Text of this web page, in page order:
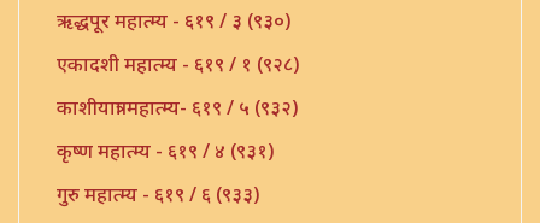
ऋद्धपूर महात्म्य - ६१९ / ३ (९३०)
एकादशी महात्म्य - ६१९ / १ (९२८)
काशीयात्रा महात्म्य- ६१९ / ५ (९३२)
कृष्ण महात्म्य - ६१९ / ४ (९३१)
गुरु महात्म्य - ६१९ / ६ (९३३)